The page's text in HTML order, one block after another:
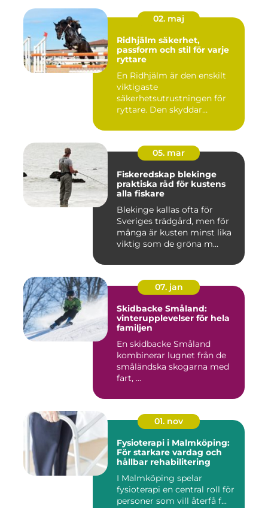
02. maj
Ridhjälm säkerhet,
passform och stil för varje
ryttare
En Ridhjälm är den enskilt
viktigaste
säkerhetsutrustningen för
ryttare. Den skyddar
05. mar
Fiskeredskap blekinge
praktiska råd för kustens
alla fiskare
Blekinge kallas ofta för
Sveriges trädgård, men för
många är kusten minst lika
viktig som de gröna m...
07. jan
Skidbacke Småland:
vinterupplevelser för hela
familjen
En skidbacke Småland
kombinerar lugnet från de
småländska skogarna med
fart, ...
01. nov
Fysioterapi i Malmköping:
För starkare vardag och
hållbar rehabilitering
I Malmköping spelar
fysioterapi en central roll för
personer som vill återfå f...